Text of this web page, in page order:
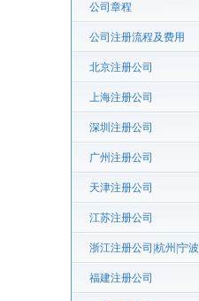
公司章程
公司注册流程及费用
北京注册公司
上海注册公司
深圳注册公司
广州注册公司
天津注册公司
江苏注册公司
浙江注册公司|杭州|宁波
福建注册公司